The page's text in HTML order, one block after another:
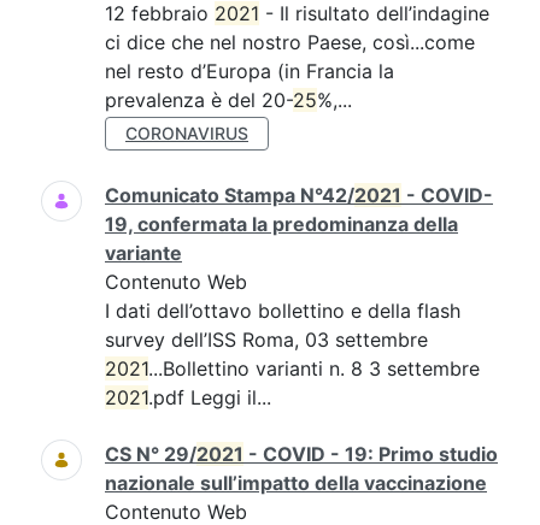
12 febbraio 2021 - Il risultato dell’indagine
ci dice che nel nostro Paese, così...come
nel resto d’Europa (in Francia la
prevalenza è del 20-25%,...
CORONAVIRUS
Comunicato Stampa N°42/2021 - COVID-
19, confermata la predominanza della
variante
Contenuto Web
I dati dell’ottavo bollettino e della flash
survey dell’ISS Roma, 03 settembre
2021...Bollettino varianti n. 8 3 settembre
2021.pdf Leggi il...
CS N° 29/2021 - COVID - 19: Primo studio
nazionale sull’impatto della vaccinazione
Contenuto Web